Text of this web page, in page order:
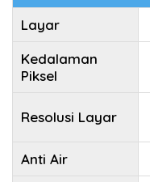
Layar
Kedalaman
Piksel
Resolusi Layar
Anti Air